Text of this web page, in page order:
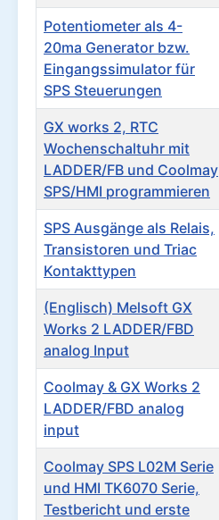
Potentiometer als 4-
20ma Generator bzw.
Eingangssimulator für
SPS Steuerungen
GX works 2, RTC
Wochenschaltuhr mit
LADDER/FB und Coolmay
SPS/HMI programmieren
SPS Ausgänge als Relais,
Transistoren und Triac
Kontakttypen
(Englisch) Melsoft GX
Works 2 LADDER/FBD
analog Input
Coolmay & GX Works 2
LADDER/FBD analog
input
Coolmay SPS L02M Serie
und HMI TK6070 Serie,
Testbericht und erste